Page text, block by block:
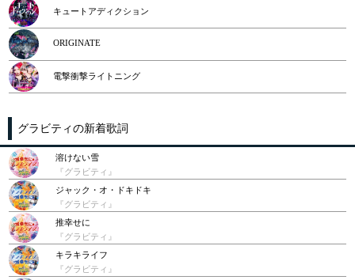
キュートアディクション
ORIGINATE
電撃衝撃ライトニング
グラビティの新着歌詞
溶けない雪
『グラビティ』
ジャック・オ・ドキドキ
『グラビティ』
推幸せに
『グラビティ』
キラキライフ
『グラビティ』